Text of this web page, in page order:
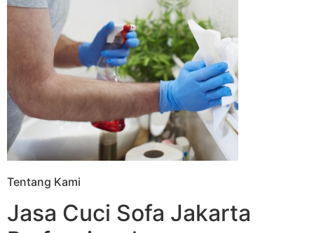
Tentang Kami
Jasa Cuci Sofa Jakarta